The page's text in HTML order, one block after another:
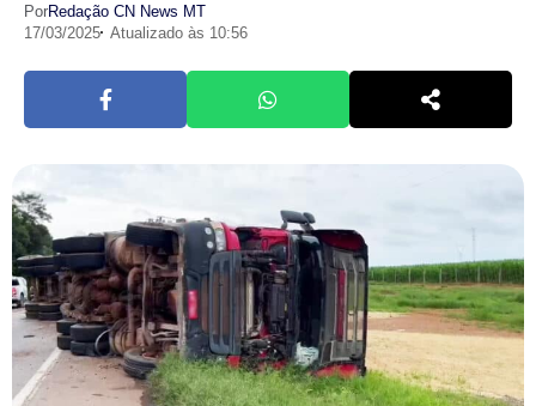
PorRedação CN News MT
17/03/2025 Atualizado às 10:56